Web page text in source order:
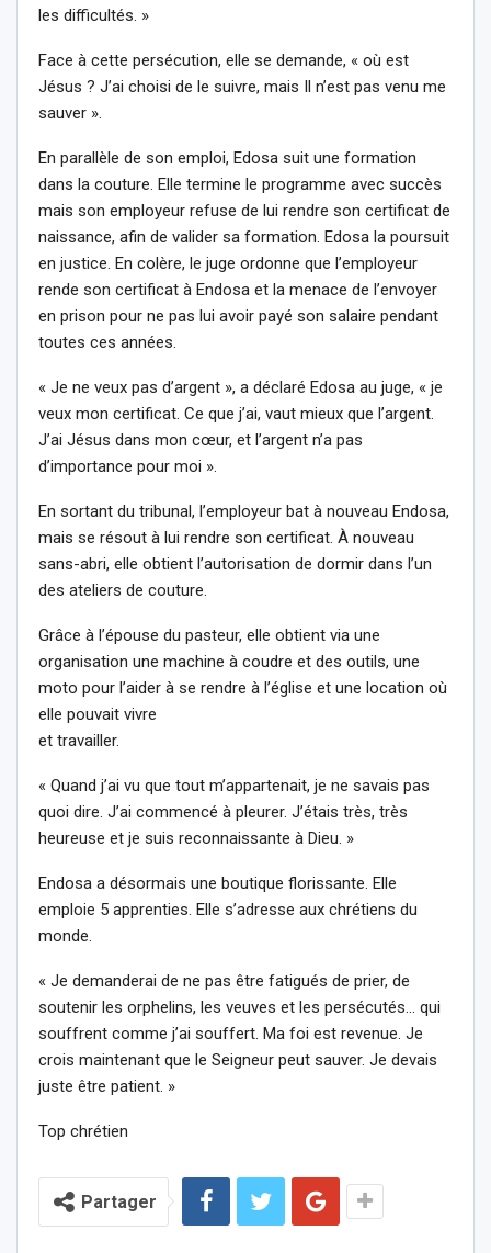
les difficultés. »
Face à cette persécution, elle se demande, « où est
Jésus ? J’ai choisi de le suivre, mais Il n’est pas venu me
sauver ».
En parallèle de son emploi, Edosa suit une formation
dans la couture. Elle termine le programme avec succès
mais son employeur refuse de lui rendre son certificat de
naissance, afin de valider sa formation. Edosa la poursuit
en justice. En colère, le juge ordonne que l’employeur
rende son certificat à Endosa et la menace de l’envoyer
en prison pour ne pas lui avoir payé son salaire pendant
toutes ces années.
« Je ne veux pas d’argent », a déclaré Edosa au juge, « je
veux mon certificat. Ce que j’ai, vaut mieux que l’argent.
J’ai Jésus dans mon cœur, et l’argent n’a pas
d’importance pour moi ».
En sortant du tribunal, l’employeur bat à nouveau Endosa,
mais se résout à lui rendre son certificat. À nouveau
sans-abri, elle obtient l’autorisation de dormir dans l’un
des ateliers de couture.
Grâce à l’épouse du pasteur, elle obtient via une
organisation une machine à coudre et des outils, une
moto pour l’aider à se rendre à l’église et une location où
elle pouvait vivre
et travailler.
« Quand j’ai vu que tout m’appartenait, je ne savais pas
quoi dire. J’ai commencé à pleurer. J’étais très, très
heureuse et je suis reconnaissante à Dieu. »
Endosa a désormais une boutique florissante. Elle
emploie 5 apprenties. Elle s’adresse aux chrétiens du
monde.
« Je demanderai de ne pas être fatigués de prier, de
soutenir les orphelins, les veuves et les persécutés… qui
souffrent comme j’ai souffert. Ma foi est revenue. Je
crois maintenant que le Seigneur peut sauver. Je devais
juste être patient. »
Top chrétien
Partager